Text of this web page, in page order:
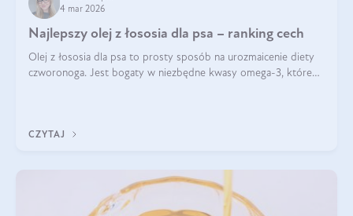
4 mar 2026
Najlepszy olej z łososia dla psa – ranking cech
Olej z łososia dla psa to prosty sposób na urozmaicenie diety
czworonoga. Jest bogaty w niezbędne kwasy omega-3, które
CZYTAJ